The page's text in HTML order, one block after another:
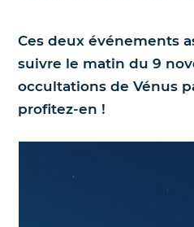
Science et
Ces deux événements
suivre le matin du 9
occultations de Vénus
profitez-en !